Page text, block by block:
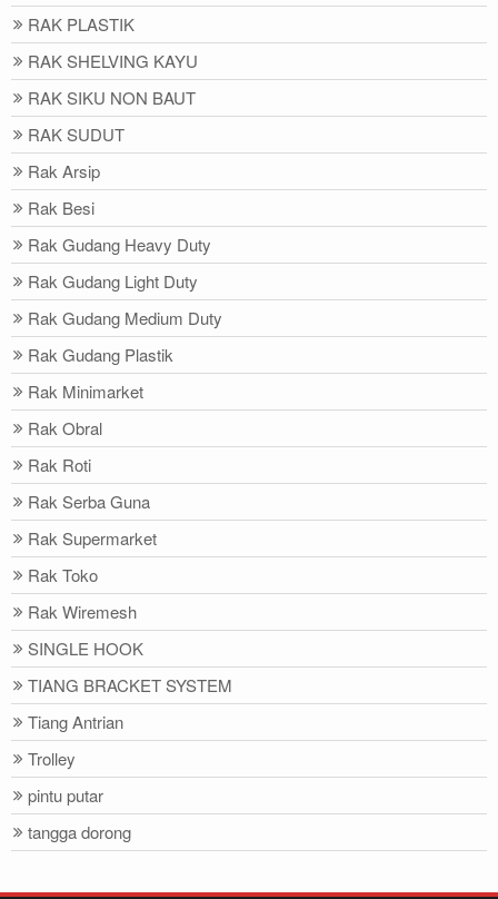
RAK PLASTIK
RAK SHELVING KAYU
RAK SIKU NON BAUT
RAK SUDUT
Rak Arsip
Rak Besi
Rak Gudang Heavy Duty
Rak Gudang Light Duty
Rak Gudang Medium Duty
Rak Gudang Plastik
Rak Minimarket
Rak Obral
Rak Roti
Rak Serba Guna
Rak Supermarket
Rak Toko
Rak Wiremesh
SINGLE HOOK
TIANG BRACKET SYSTEM
Tiang Antrian
Trolley
pintu putar
tangga dorong